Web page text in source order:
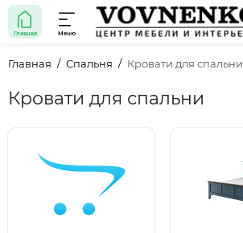
Главная Меню
Главная Спальня Кровати для спальни
Кровати для спальни